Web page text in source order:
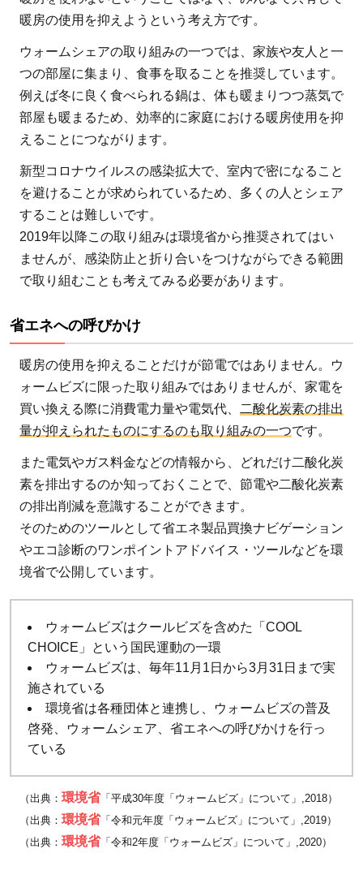
暖房の使用を抑えようという考え方です。
ウォームシェアの取り組みの一つでは、家族や友人と一
つの部屋に集まり、食事を取ることを推奨しています。
例えば冬に良く食べられる鍋は、体も暖まりつつ蒸気で
部屋も暖まるため、効率的に家庭における暖房使用を抑
えることにつながります。
新型コロナウイルスの感染拡大で、室内で密になること
を避けることが求められているため、多くの人とシェア
することは難しいです。
2019年以降この取り組みは環境省から推奨されてはい
ませんが、感染防止と折り合いをつけながらできる範囲
で取り組むことも考えてみる必要があります。
省エネへの呼びかけ
暖房の使用を抑えることだけが節電ではありません。ウ
ォームビズに限った取り組みではありませんが、家電を
買い換える際に消費電力量や電気代、
二酸化炭素の排出
量が抑えられたものにするのも取り組みの一つです。
また電気やガス料金などの情報から、どれだけ二酸化炭
素を排出するのか知っておくことで、節電や二酸化炭素
の排出削減を意識することができます。
そのためのツールとして省エネ製品買換ナビゲーション
やエコ診断のワンポイントアドバイス・ツールなどを環
境省で公開しています。
ウォームビズはクールビズを含めた「COOL
CHOICE」という国民運動の一環
ウォームビズは、毎年11月1日から3月31日まで実
施されている
環境省は各種団体と連携し、ウォームビズの普及
啓発、ウォームシェア、省エネへの呼びかけを行っ
ている
（出典： 環境省「平成30年度「ウォームビズ」について」,2018）
（出典： 環境省「令和元年度「ウォームビズ」について」,2019）
（出典： 環境省「令和2年度「ウォームビズ」について」,2020）